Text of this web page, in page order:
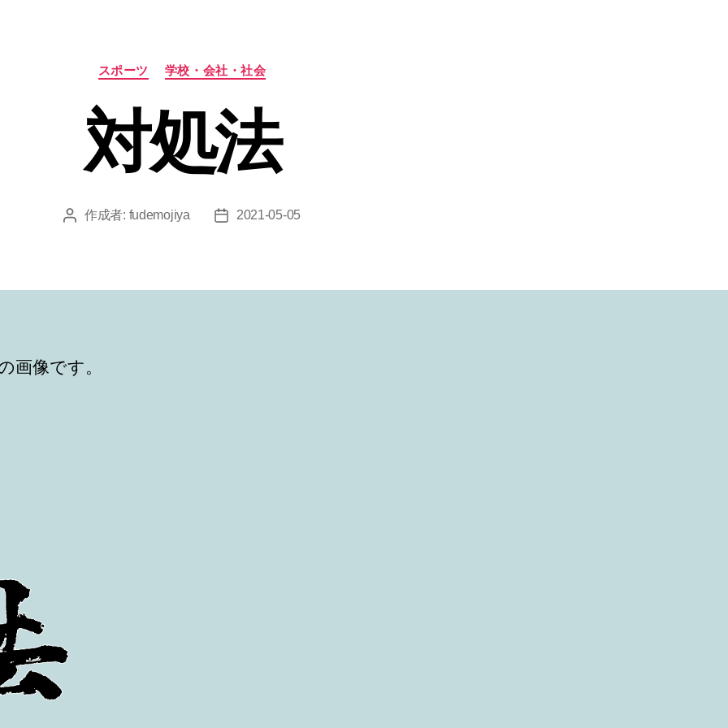
カ
テ
リ
ー
スポーツ 学校・会社・社会
対処法
投 作成者: fudemojiya
投
2021-05-05
画像です。